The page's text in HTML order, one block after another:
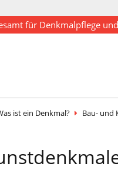
für Denkmalpflege
ist ein Denkmal? Bau- und